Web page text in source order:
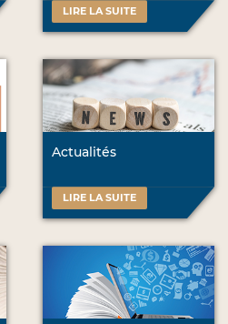
LIRE LA SUITE
Actualités
LIRE LA SUITE